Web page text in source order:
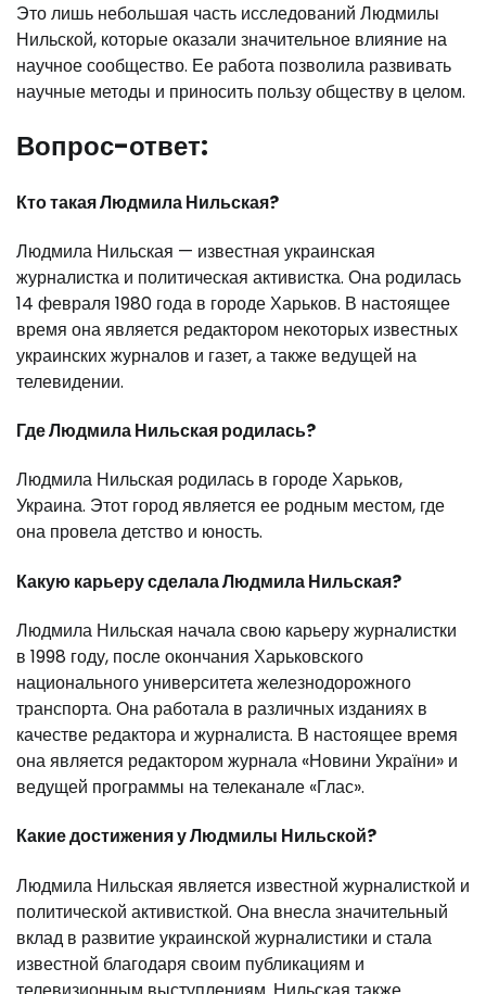
Это лишь небольшая часть исследований Людмилы
Нильской, которые оказали значительное влияние на
научное сообщество. Ее работа позволила развивать
научные методы и приносить пользу обществу в целом.
Вопрос-ответ:
Кто такая Людмила Нильская?
Людмила Нильская — известная украинская
журналистка и политическая активистка. Она родилась
14 февраля 1980 года в городе Харьков. В настоящее
время она является редактором некоторых известных
украинских журналов и газет, а также ведущей на
телевидении.
Где Людмила Нильская родилась?
Людмила Нильская родилась в городе Харьков,
Украина. Этот город является ее родным местом, где
она провела детство и юность.
Какую карьеру сделала Людмила Нильская?
Людмила Нильская начала свою карьеру журналистки
в 1998 году, после окончания Харьковского
национального университета железнодорожного
транспорта. Она работала в различных изданиях в
качестве редактора и журналиста. В настоящее время
она является редактором журнала «Новини України» и
ведущей программы на телеканале «Глас».
Какие достижения у Людмилы Нильской?
Людмила Нильская является известной журналисткой и
политической активисткой. Она внесла значительный
вклад в развитие украинской журналистики и стала
известной благодаря своим публикациям и